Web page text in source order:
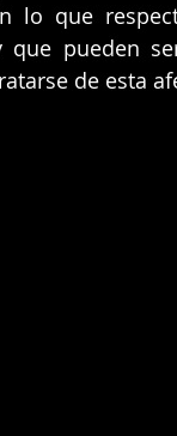
lo que
que pueden
de esta